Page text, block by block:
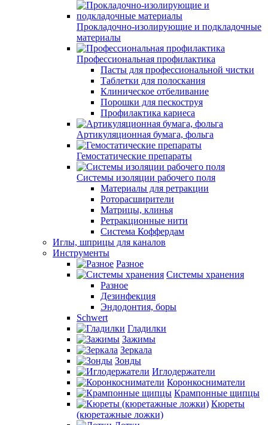
Прокладочно-изолирующие и подкладочные
материалы
Профессиональная профилактика
Пасты для профессиональной чистки
Таблетки для полоскания
Клиническое отбеливание
Порошки для пескоструя
Профилактика кариеса
Артикуляционная бумага, фольга
Гемостатические препараты
Системы изоляции рабочего поля
Материалы для ретракции
Роторасширители
Матрицы, клинья
Ретракционные нити
Система Коффердам
Иглы, шприцы для каналов
Инструменты
Разное
Системы хранения
Разное
Дезинфекция
Эндодонтия, боры
Schwert
Гладилки
Зажимы
Зеркала
Зонды
Иглодержатели
Коронкосниматели
Крампонные щипцы
Кюреты
(кюретажные ложки)